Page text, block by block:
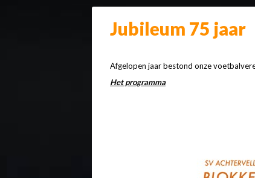
Jubileum 75 jaar
Afgelopen jaar bestond onze
Het programma